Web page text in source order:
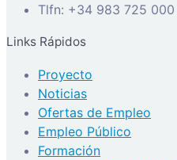
Tlfn: +34 983 725 000
Links Rápidos
Proyecto
Noticias
Ofertas de Empleo
Empleo Público
Formación